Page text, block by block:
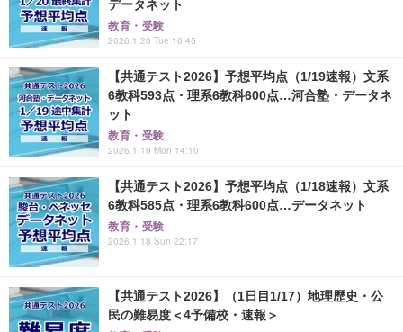
データネット
教育・受験
2026.1.20 Tue 10:45
【共通テスト2026】予想平均点（1/19速報）文系
6教科593点・理系6教科600点…河合塾・データネ
ット
教育・受験
2026.1.19 Mon 14:10
【共通テスト2026】予想平均点（1/18速報）文系
6教科585点・理系6教科600点…データネット
教育・受験
2026.1.18 Sun 22:17
【共通テスト2026】（1日目1/17）地理歴史・公
民の難易度＜4予備校・速報＞